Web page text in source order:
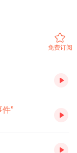
发的恐慌与猜想
惠兰公交车的终
言引发的连锁反
踪与鬼魅出没
免费订阅
”